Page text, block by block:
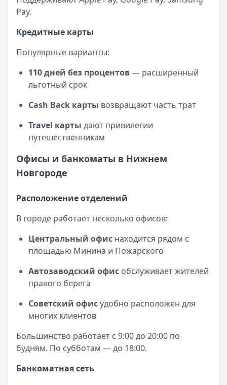
Pay.
Кредитные карты
Популярные варианты:
110 дней без процентов— расширенный
льготный срок
Cash Back карты возвращают часть трат
Travel карты дают привилегии
путешественникам
Офисы и банкоматы в Нижнем
Новгороде
Расположение отделений
В городе работает несколько офисов:
Центральный офис находится рядом с
площадью Минина и Пожарского
Автозаводский офис обслуживает жителей
правого берега
Советский офисудобно расположен для
многих клиентов
Большинство работает с 9:00 до 20:00 по
будням. По субботам — до 18:00.
Банкоматная сеть